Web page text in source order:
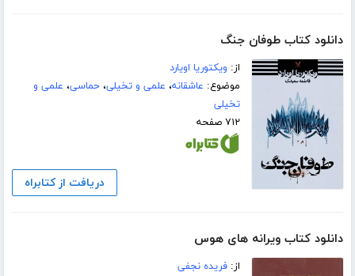
دانلود کتاب طوفان جنگ
از: ویکتوریا اویارد
موضوع: عاشقانه، علمی و تخیلی،حماسی، علمی و
تخیلی
۷۱۲ صفحه
دریافت از کتابراه
دانلود کتاب ویرانه های هوس
از:فریده نجفی